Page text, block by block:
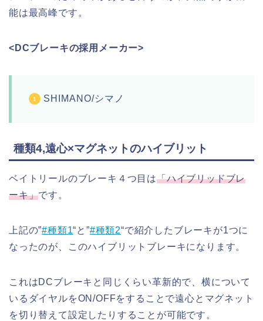
能は最高峰です。
<DCブレーキの採用メーカー>
SHIMANO/シマノ
種類4,遠心×マグネットのハイブリット
ベイトリールのブレーキ４つ目は「ハイブリッドブレ
ーキ」です。
上記の”#種類1“と”#種類2“で紹介したブレーキが1つに
なったのが、このハイブリットブレーキになります。
これはDCブレーキと同じくらい革新的で、横について
いるダイヤルをON/OFFをすることで遠心とマグネット
を切り替えて設定したりすることが可能です。